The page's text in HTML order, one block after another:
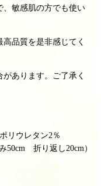
、敏感肌の方でも使い
品質を是非感じてく
あります。ご了承く
リウレタン2％
50cm 折り返し20cm）